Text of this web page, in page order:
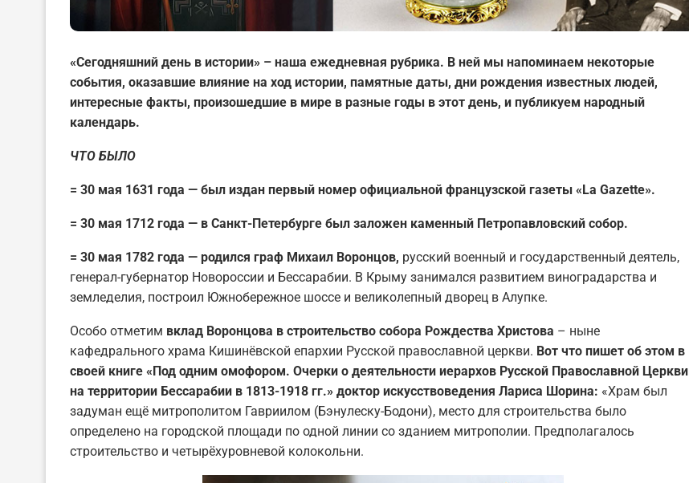
«Сегодняшний день в истории» – наша ежедневная рубрика. В ней мы напоминаем некоторые
события, оказавшие влияние на ход истории, памятные даты, дни рождения известных людей,
интересные факты, произошедшие в мире в разные годы в этот день, и публикуем народный
календарь.
ЧТО БЫЛО
= 30 мая 1631 года — был издан первый номер официальной французской газеты «La Gazette».
= 30 мая 1712 года — в Санкт-Петербурге был заложен каменный Петропавловский собор.
= 30 мая 1782 года — родился граф Михаил Воронцов, русский военный и государственный деятель,
генерал-губернатор Новороссии и Бессарабии. В Крыму занимался развитием виноградарства и
земледелия, построил Южнобережное шоссе и великолепный дворец в Алупке.
Особо отметим вклад Воронцова в строительство собора Рождества Христова – ныне
кафедрального храма Кишинёвской епархии Русской православной церкви. Вот что пишет об этом в
своей книге «Под одним омофором. Очерки о деятельности иерархов Русской Православной Церкви
на территории Бессарабии в 1813-1918 гг.» доктор искусствоведения Лариса Шорина: «Храм был
задуман ещё митрополитом Гавриилом (Бэнулеску-Бодони), место для строительства было
определено на городской площади по одной линии со зданием митрополии. Предполагалось
строительство и четырёхуровневой колокольни.